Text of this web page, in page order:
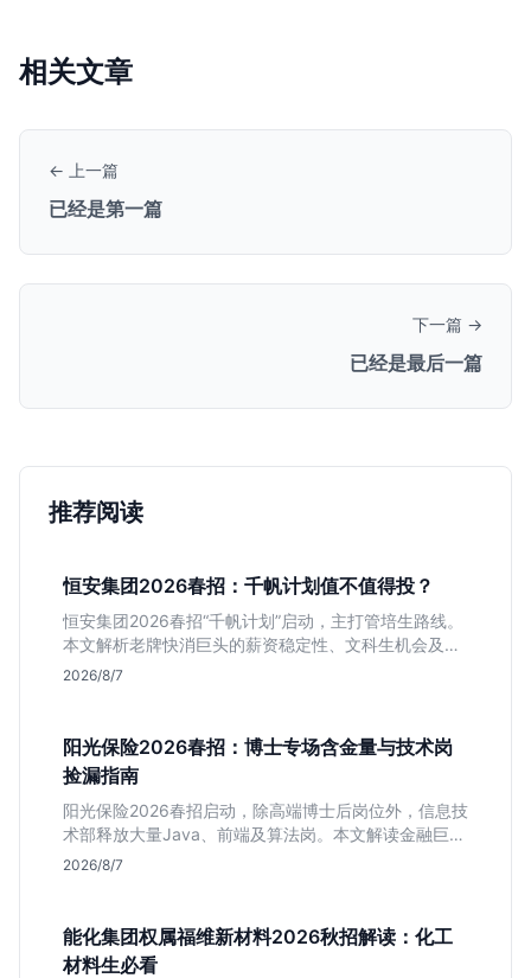
相关文章
← 上一篇
已经是第一篇
下一篇 →
已经是最后一篇
推荐阅读
恒安集团2026春招：千帆计划值不值得投？
恒安集团2026春招“千帆计划”启动，主打管培生路线。
本文解析老牌快消巨头的薪资稳定性、文科生机会及决
策链条长的局限，帮你判断是否值得投递。
2026/8/7
阳光保险2026春招：博士专场含金量与技术岗
捡漏指南
阳光保险2026春招启动，除高端博士后岗位外，信息技
术部释放大量Java、前端及算法岗。本文解读金融巨头
校招门槛，分析技术岗需求与投递价值，助你快速判断
2026/8/7
能化集团权属福维新材料2026秋招解读：化工
材料生必看